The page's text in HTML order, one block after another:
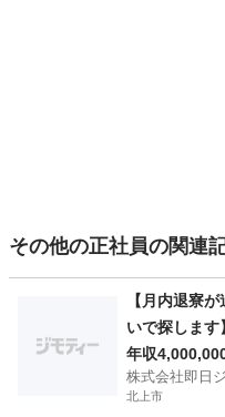
その他の正社員の関連
【月内退寮
いで探します】
年収
株式会社即日
北上市